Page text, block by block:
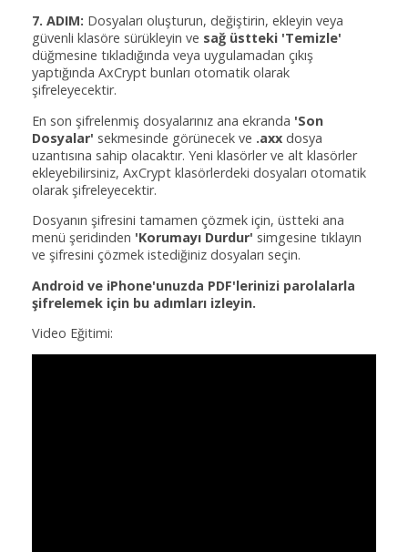
7. ADIM: Dosyaları oluşturun, değiştirin, ekleyin veya
güvenli klasöre sürükleyin ve sağ üstteki 'Temizle'
düğmesine tıkladığında veya uygulamadan çıkış
yaptığında AxCrypt bunları otomatik olarak
şifreleyecektir.
En son şifrelenmiş dosyalarınız ana ekranda 'Son
Dosyalar' sekmesinde görünecek ve .axx dosya
uzantısına sahip olacaktır. Yeni klasörler ve alt klasörler
ekleyebilirsiniz, AxCrypt klasörlerdeki dosyaları otomatik
olarak şifreleyecektir.
Dosyanın şifresini tamamen çözmek için, üstteki ana
menü şeridinden 'Korumayı Durdur' simgesine tıklayın
ve şifresini çözmek istediğiniz dosyaları seçin.
Android ve iPhone'unuzda PDF'lerinizi parolalarla
şifrelemek için bu adımları izleyin.
Video Eğitimi: